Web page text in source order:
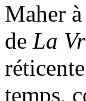
Maher
de La
temps,